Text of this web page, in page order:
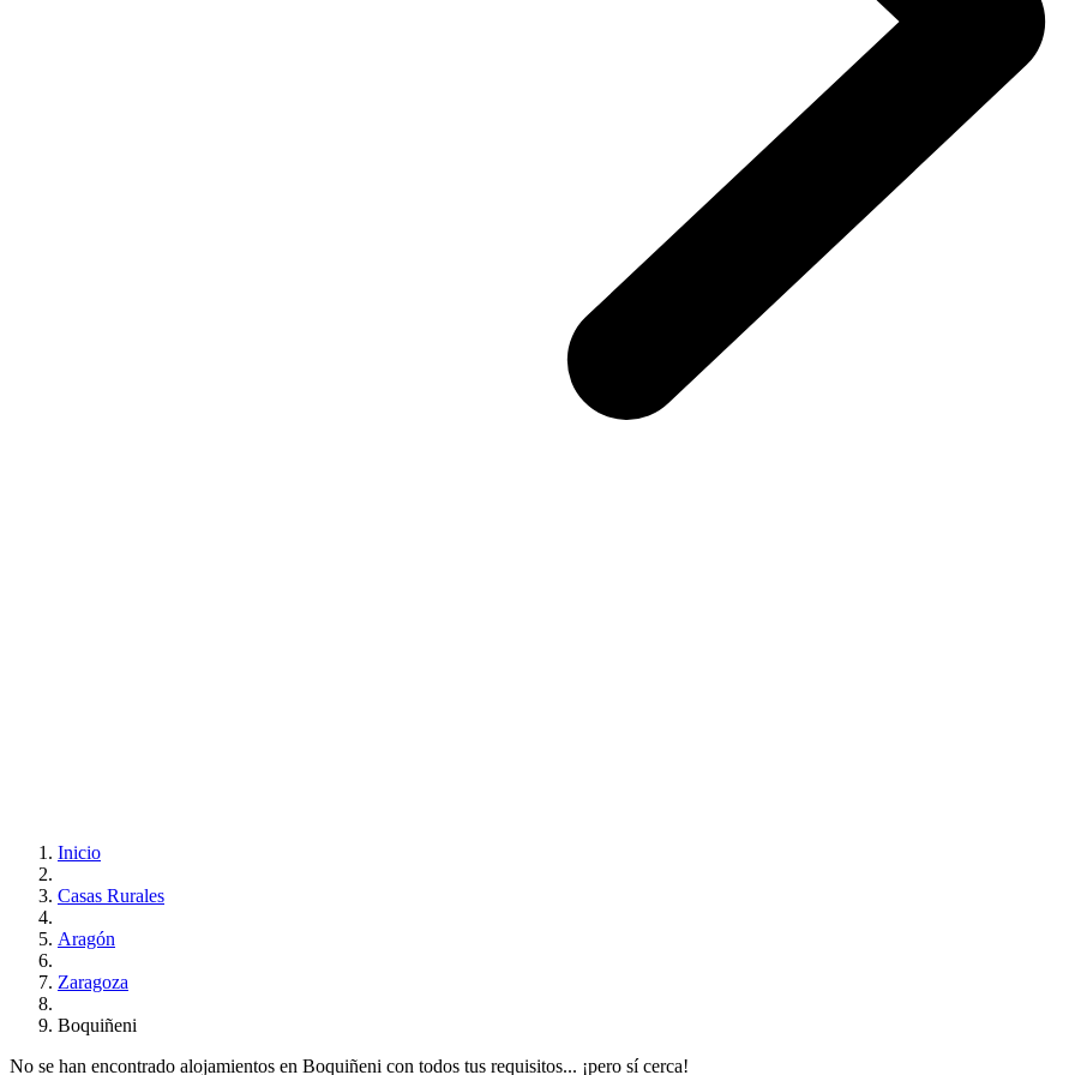
Inicio
Casas Rurales
Aragón
Zaragoza
Boquiñeni
No se han encontrado alojamientos en Boquiñeni con todos tus requisitos... ¡pero sí cerca!